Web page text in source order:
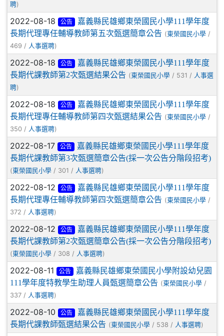
聘)
2022-08-18 公告
嘉義縣民雄鄉東榮國民小學111學年度
長期代理專任輔導教師第五次甄選簡章公告 (東榮國民小學 /
469 / 人事選聘)
2022-08-18 公告
嘉義縣民雄鄉東榮國民小學111學年度
長期代課教師第2次甄選結果公告 (東榮國民小學 / 531 / 人事選
聘)
2022-08-18 公告
嘉義縣民雄鄉東榮國民小學111學年度
長期代理專任輔導教師第四次甄選結果公告 (東榮國民小學 /
350 / 人事選聘)
2022-08-17 公告
嘉義縣民雄鄉東榮國民小學111學年度
長期代課教師第3次甄選簡章公告(採一次公告分階段招考)
(東榮國民小學 / 301 / 人事選聘)
2022-08-12 公告
嘉義縣民雄鄉東榮國民小學111學年度
長期代理專任輔導教師第四次甄選簡章公告 (東榮國民小學 /
372 / 人事選聘)
2022-08-12 公告
嘉義縣民雄鄉東榮國民小學111學年度
長期代課教師第2次甄選簡章公告(採一次公告分階段招考)
(東榮國民小學 / 308 / 人事選聘)
2022-08-11 公告
嘉義縣民雄鄉東榮國民小學附設幼兒園
111學年度特教學生助理人員甄選簡章公告 (東榮國民小學 /
337 / 人事選聘)
2022-08-10 公告
嘉義縣民雄鄉東榮國民小學111學年度
長期代課教師甄選結果公告 (東榮國民小學 / 538 / 人事選聘)